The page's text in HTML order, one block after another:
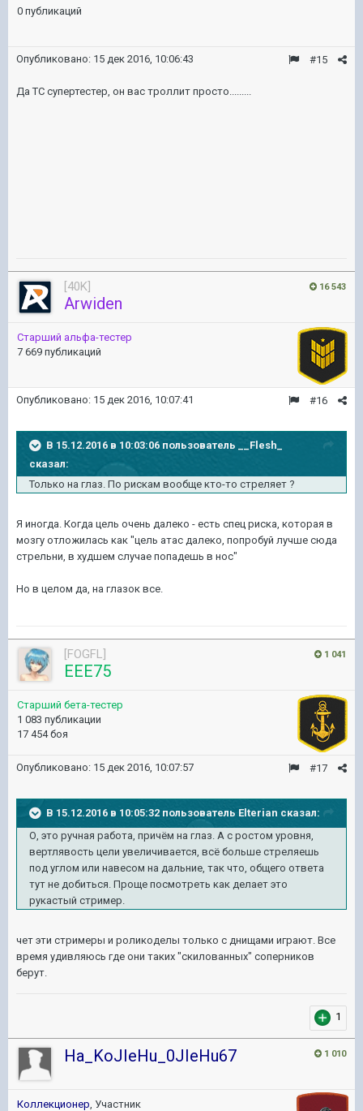
0 публикаций
#15
Опубликовано: 15 дек 2016, 10:06:43
Да ТС супертестер, он вас троллит просто.........
16 543
[40K]
Arwiden
Старший альфа-тестер
7 669 публикаций
#16
Опубликовано: 15 дек 2016, 10:07:41
В 15.12.2016 в 10:03:06 пользователь __Flesh_
сказал:
Только на глаз. По рискам вообще кто-то стреляет ?
Я иногда. Когда цель очень далеко - есть спец риска, которая в
мозгу отложилась как "цель атас далеко, попробуй лучше сюда
стрельни, в худшем случае попадешь в нос"
Но в целом да, на глазок все.
1 041
[FOGFL]
EEE75
Старший бета-тестер
1 083 публикации
17 454 боя
#17
Опубликовано: 15 дек 2016, 10:07:57
В 15.12.2016 в 10:05:32 пользователь Elterian сказал:
О, это ручная работа, причём на глаз. А с ростом уровня,
вертлявость цели увеличивается, всё больше стреляешь
под углом или навесом на дальние, так что, общего ответа
тут не добиться. Проще посмотреть как делает это
рукастый стример.
чет эти стримеры и роликоделы только с днищами играют. Все
время удивляюсь где они таких "скилованных" соперников
берут.
1
1 010
Ha_KoJIeHu_0JIeHu67
Коллекционер, Участник